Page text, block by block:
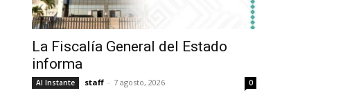
La Fiscalía General del Estado
informa
Al Instante staff - 7 agosto, 2026 0